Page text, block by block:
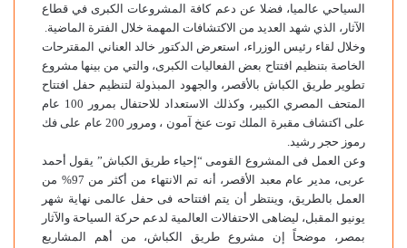
السياحي عالميا، فضلا عن دعم كافة المشروعات الكبرى في قطاع
الآثار، الذي شهد العديد من الاكتشافات المهمة خلال الفترة الماضية.
وخلال لقاء رئيس الوزراء، استعرض الدكتور خالد العناني المقترحات
الخاصة بتنظيم افتتاح بعض الفعاليات الكبرى، والتي من بينها مشروع
تطوير طريق الكباش بالأقصر، والجهود المبذولة لتنظيم حفل افتتاح
المتحف المصري الكبير، وكذلك الاستعداد للاحتفال بمرور 100 عام
على اكتشاف مقبرة الملك توت عنخ آمون ، ومرور 200 عام على فك
رموز حجر رشيد.
وعن العمل فى المشروع القومى “إحياء طريق الكباش” يقول أحمد
عربى، مدير عام معبد الأقصر، أنه تم الانتهاء من أكثر من 97% من
العمل بالطريق، وينتظر أن يتم افتتاحه فى حفل عالمى نهاية شهر
يونيو المقبل، ليضاهى الاحتفالات العالمية لدعم حركة السياحة والآثار
بمصر، موضحاً إن مشروع طريق الكباش، من أهم المشاريع